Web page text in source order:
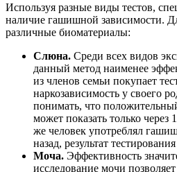
Используя разные виды тестов,
наличие гашишной зависимости.
различные биоматериалы:
Слюна. Среди всех видов
данный метод наименее
из членов семьи покупает
наркозависимость у своего
понимать, что
может показать только через
же человек употреблял
назад, результат
Моча. Эффективность
исследование мочи